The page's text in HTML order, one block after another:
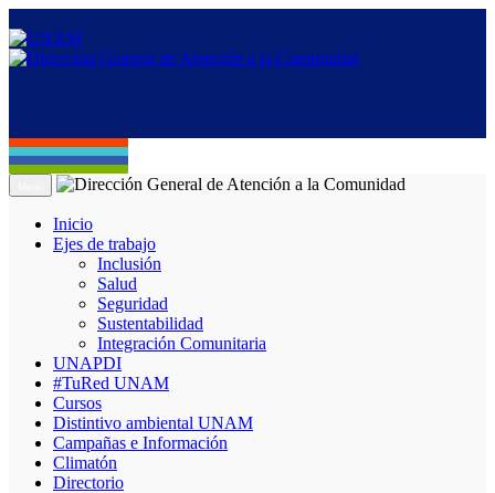
Inicio
Ejes de trabajo
Inclusión
Salud
Seguridad
Sustentabilidad
Integración Comunitaria
UNAPDI
#TuRed UNAM
Cursos
Distintivo ambiental UNAM
Campañas e Información
Climatón
Directorio